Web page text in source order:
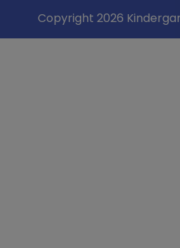
Copyright 2026